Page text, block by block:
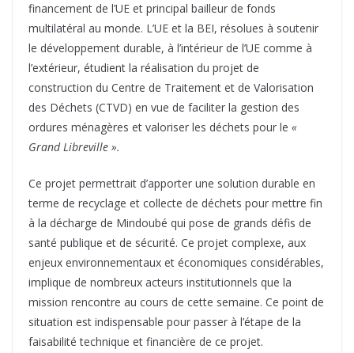
financement de l’UE et principal bailleur de fonds
multilatéral au monde. L’UE et la BEI, résolues à soutenir
le développement durable, à l’intérieur de l’UE comme à
l’extérieur, étudient la réalisation du projet de
construction du Centre de Traitement et de Valorisation
des Déchets (CTVD) en vue de faciliter la gestion des
ordures ménagères et valoriser les déchets pour le «
Grand Libreville ».
Ce projet permettrait d’apporter une solution durable en
terme de recyclage et collecte de déchets pour mettre fin
à la décharge de Mindoubé qui pose de grands défis de
santé publique et de sécurité. Ce projet complexe, aux
enjeux environnementaux et économiques considérables,
implique de nombreux acteurs institutionnels que la
mission rencontre au cours de cette semaine. Ce point de
situation est indispensable pour passer à l’étape de la
faisabilité technique et financière de ce projet.